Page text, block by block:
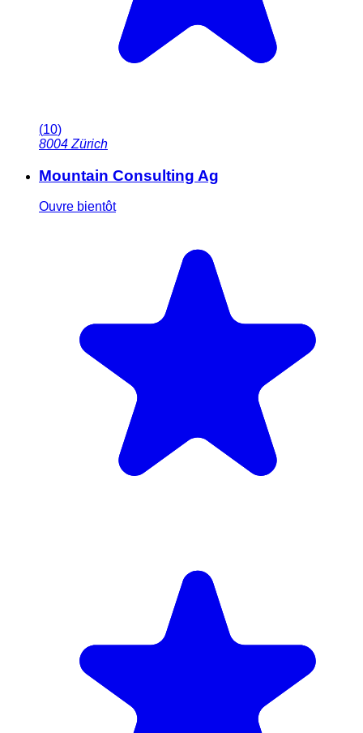
(10)
8004 Zürich
Mountain Consulting Ag
Ouvre bientôt